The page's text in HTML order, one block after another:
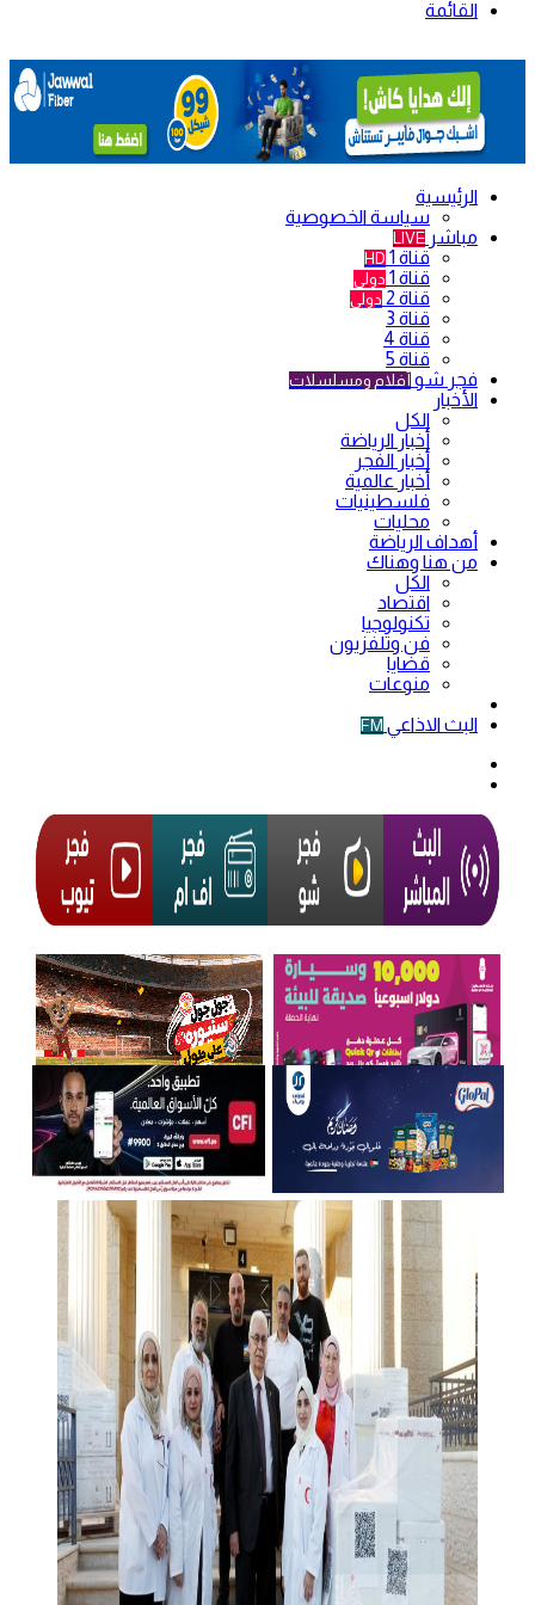
القائمة
الرئيسية
سياسة الخصوصية
مباشر LIVE
قناة 1 HD
قناة 1 دولي
قناة 2 دولي
قناة 3
قناة 4
قناة 5
فجر شو أفلام ومسلسلات
الأخبار
الكل
أخبار الرياضة
أخبار الفجر
أخبار عالمية
فلسطينيات
محليات
أهداف الرياضة
من هنا وهناك
الكل
اقتصاد
تكنولوجيا
فن وتلفزيون
قضايا
منوعات
البث الاذاعي FM